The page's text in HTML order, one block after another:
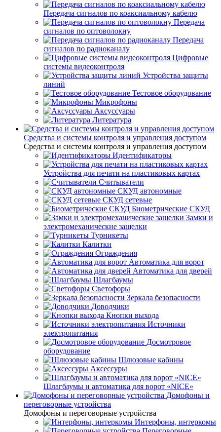
Передача сигналов по коаксиальному кабелю
Передача
сигналов по оптоволокну
Передача
сигналов по радиоканалу
Цифровые
системы видеоконтроля
Устройства защиты
линий
Тестовое оборудование
Микрофоны
Аксуссуары
Литература
Средства и системы контроля и управления доступом
Средства и системы контроля и управления доступом
Идентификаторы
Устройства для печати на пластиковых картах
Считыватели
СКУД автономные
СКУД сетевые
Биометрические СКУД
Замки и
электромеханические защелки
Турникеты
Калитки
Ограждения
Автоматика для ворот
Автоматика для дверей
Шлагбаумы
Светофоры
Зеркала безопасности
Доводчики
Кнопки выхода
Источники
электропитания
Досмотровое
оборудование
Шлюзовые кабины
Аксессуры
Шлагбаумы и автоматика для ворот «NICE»
Домофоны и
переговорные устройства
Домофоны и переговорные устройства
Интерфоны, интеркомы